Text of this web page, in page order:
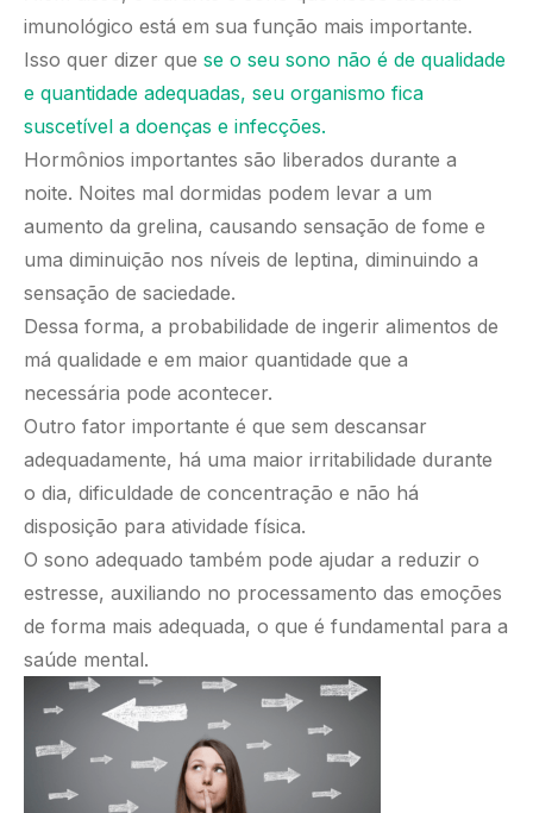
imunológico está em sua função mais importante.
Isso quer dizer que se o seu sono não é de qualidade
e quantidade adequadas, seu organismo fica
suscetível a doenças e infecções.
Hormônios importantes são liberados durante a
noite. Noites mal dormidas podem levar a um
aumento da grelina, causando sensação de fome e
uma diminuição nos níveis de leptina, diminuindo a
sensação de saciedade.
Dessa forma, a probabilidade de ingerir alimentos de
má qualidade e em maior quantidade que a
necessária pode acontecer.
Outro fator importante é que sem descansar
adequadamente, há uma maior irritabilidade durante
o dia, dificuldade de concentração e não há
disposição para atividade física.
O sono adequado também pode ajudar a reduzir o
estresse, auxiliando no processamento das emoções
de forma mais adequada, o que é fundamental para a
saúde mental.